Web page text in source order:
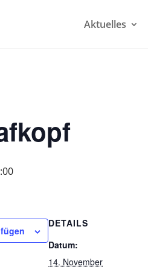
Aktuelles
DETAILS
Datum:
14. November